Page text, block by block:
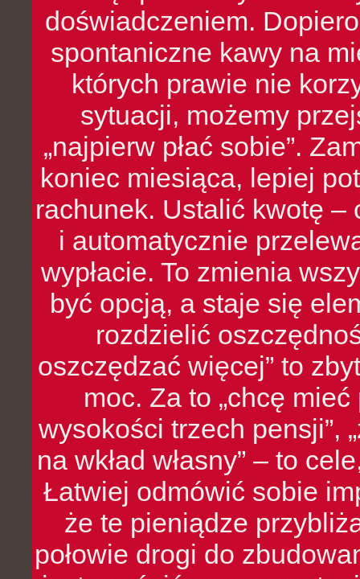
doświadczeniem.
spontaniczne kawy na
których prawie nie
sytuacji, możemy
„najpierw płać sobie”.
koniec miesiąca, lepiej
rachunek. Ustalić kwotę
i automatycznie
wypłacie. To zmienia
być opcją, a staje się
rozdzielić
oszczędzać więcej” to
moc. Za to „chcę
wysokości trzech pensji”,
na wkład własny” – to
Łatwiej odmówić sobie
że te pieniądze
połowie drogi do